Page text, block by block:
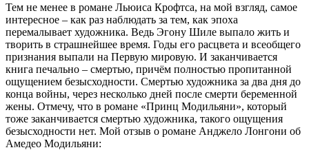
Тем не менее в романе Льюиса Крофтса, на мой взгляд, самое
интересное – как раз наблюдать за тем, как эпоха
перемалывает художника. Ведь Эгону Шиле выпало жить и
творить в страшнейшее время. Годы его расцвета и всеобщего
признания выпали на Первую мировую. И заканчивается
книга печально – смертью, причём полностью пропитанной
ощущением безысходности. Смертью художника за два дня до
конца войны, через несколько дней после смерти беременной
жены. Отмечу, что в романе «Принц Модильяни», который
тоже заканчивается смертью художника, такого ощущения
безысходности нет. Мой отзыв о романе Анджело Лонгони об
Амедео Модильяни: